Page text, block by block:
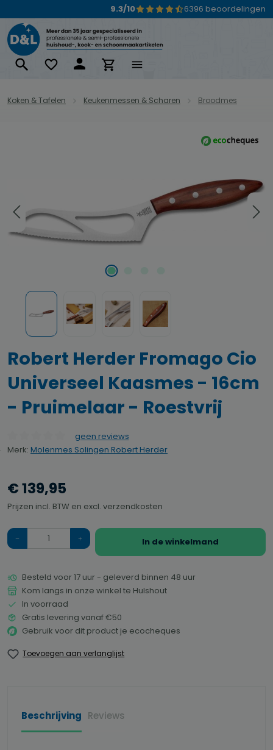
9.3/10 6396 beoordelingen
Koken & Tafelen Keukenmessen & Scharen Broodmes
Robert Herder Fromago Cio
Universeel Kaasmes - 16cm
- Pruimelaar - Roestvrij
Gemiddelde waardering van 0 van 5 sterren
geen reviews
Merk: Molenmes Solingen Robert Herder
€ 139,95
Prijzen incl. BTW en excl. verzendkosten
Hoeveelheid
In de winkelmand
Besteld voor 17 uur - geleverd binnen 48 uur
Kom langs in onze winkel te Hulshout
In voorraad
Gratis levering vanaf €50
Gebruik voor dit product je ecocheques
Toevoegen aan verlanglijst
Beschrijving Reviews